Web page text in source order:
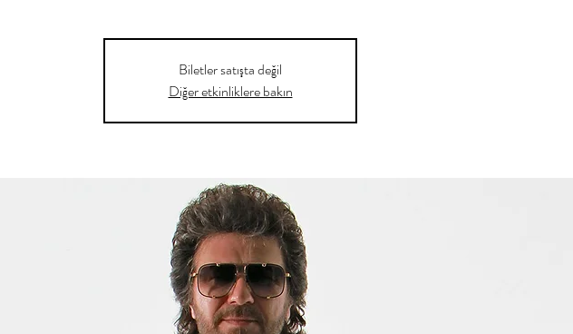
Biletler satışta değil
Diğer etkinliklere bakın